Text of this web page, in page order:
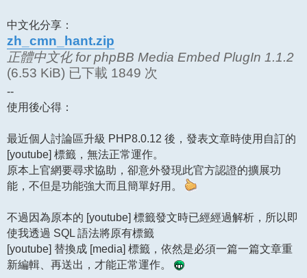
中文化分享：
zh_cmn_hant.zip
正體中文化 for phpBB Media Embed PlugIn 1.1.2
(6.53 KiB) 已下載 1849 次
--
使用後心得：
最近個人討論區升級 PHP8.0.12 後，發表文章時使用自訂的
[youtube] 標籤，無法正常運作。
原本上官網要尋求協助，卻意外發現此官方認證的擴展功
能，不但是功能強大而且簡單好用。
不過因為原本的 [youtube] 標籤發文時已經經過解析，所以即
使我透過 SQL 語法將原有標籤
[youtube] 替換成 [media] 標籤，依然是必須一篇一篇文章重
新編輯、再送出，才能正常運作。